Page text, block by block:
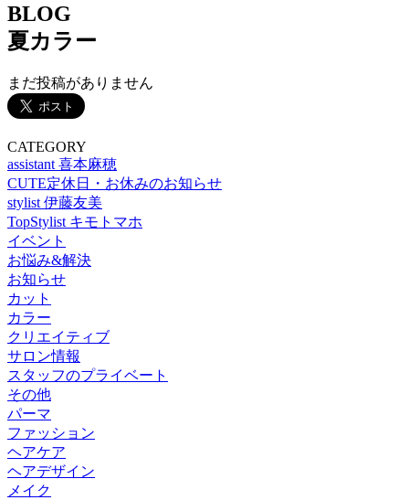
BLOG
夏カラー
まだ投稿がありません
CATEGORY
assistant 喜本麻穂
CUTE定休日・お休みのお知らせ
stylist 伊藤友美
TopStylist キモトマホ
イベント
お悩み&解決
お知らせ
カット
カラー
クリエイティブ
サロン情報
スタッフのプライベート
その他
パーマ
ファッション
ヘアケア
ヘアデザイン
メイク